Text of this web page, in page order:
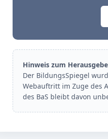
Hinweis zum
Der BildungsSpiegel
Webauftritt im Zuge des
des BaS bleibt davon